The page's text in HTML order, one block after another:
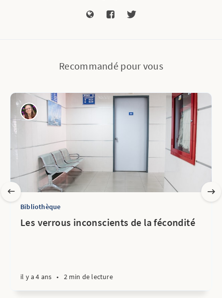
Recommandé pour vous
Bibliothèque
Les verrous inconscients de la fécondité
il y a 4 ans • 2 min de lecture